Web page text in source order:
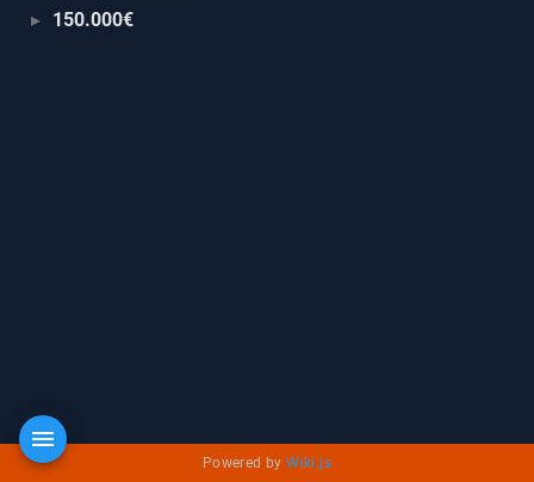
150.000€
Powered byWiki.js